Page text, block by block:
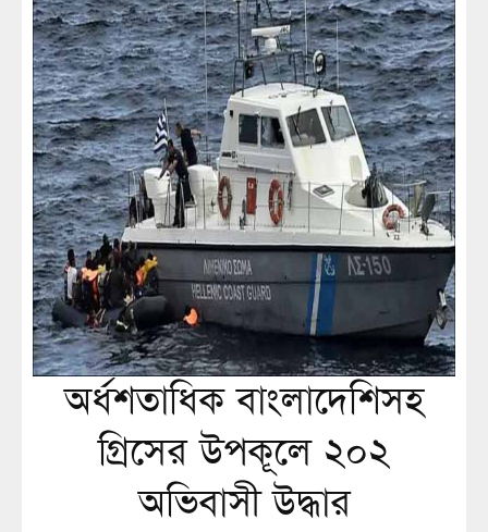
অর্ধশতাধিক বাংলাদেশিসহ
গ্রিসের উপকূলে ২০২
অভিবাসী উদ্ধার